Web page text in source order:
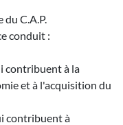
C.A.P.
conduit :
contribuent à la
et à l'acquisition du
contribuent à